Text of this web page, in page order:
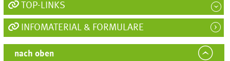
TOP-LINKS
INFOMATERIAL & FORMULARE
nach oben